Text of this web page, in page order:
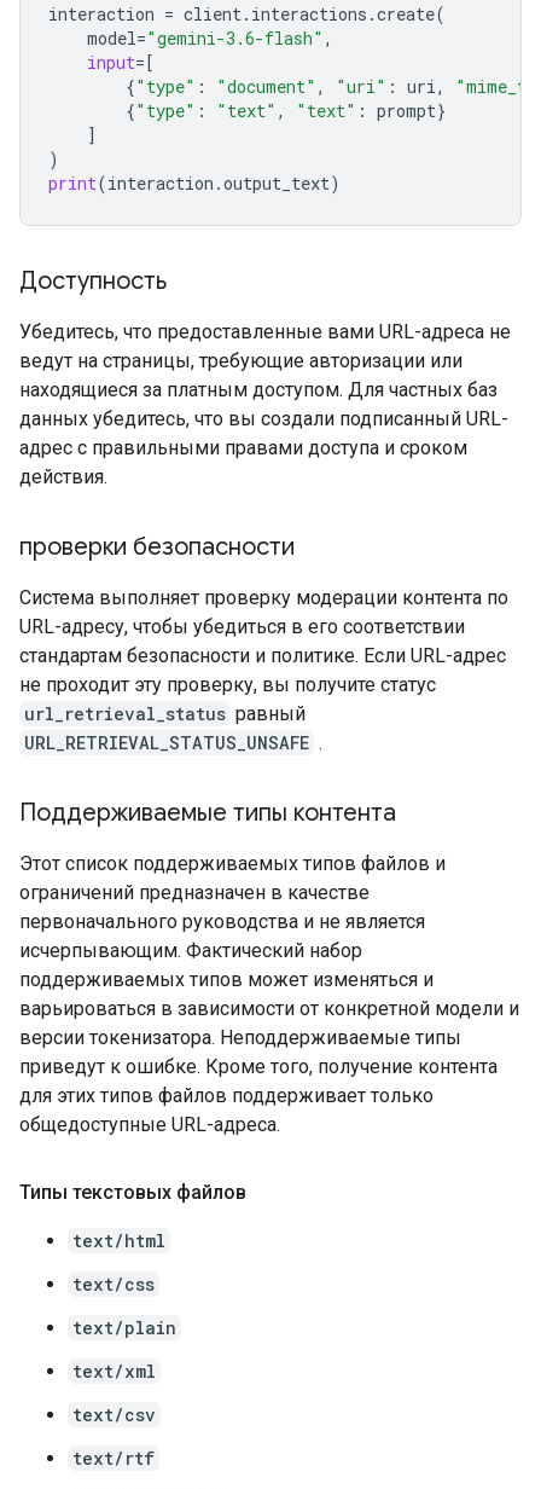
interaction = client. interactions .create(
model="gemini-3.6-flash" ,
input=[
{"type" : "document" , "uri" : uri,
{"type" : "text" , "text" : prompt}
]
)
print(interaction .output_text)
Доступность
Убедитесь, что предоставленные вами URL-адреса не
ведут на страницы, требующие авторизации или
находящиеся за платным доступом. Для частных баз
данных убедитесь, что вы создали подписанный URL-
адрес с правильными правами доступа и сроком
действия.
проверки безопасности
Система выполняет проверку модерации контента по
URL-адресу, чтобы убедиться в его соответствии
стандартам безопасности и политике. Если URL-адрес
не проходит эту проверку, вы получите статус
url_retrieval_status равный
URL_RETRIEVAL_STATUS_UNSAFE .
Поддерживаемые типы контента
Этот список поддерживаемых типов файлов и
ограничений предназначен в качестве
первоначального руководства и не является
исчерпывающим. Фактический набор
поддерживаемых типов может изменяться и
варьироваться в зависимости от конкретной модели и
версии токенизатора. Неподдерживаемые типы
приведут к ошибке. Кроме того, получение контента
для этих типов файлов поддерживает только
общедоступные URL-адреса.
Типы текстовых файлов
text/html
text/css
text/plain
text/xml
text/csv
text/rtf